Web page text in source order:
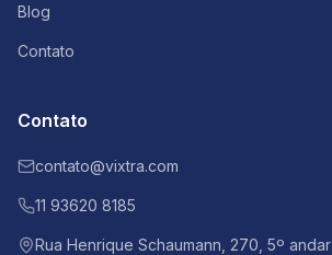
Blog
Contato
Contato
contato@vixtra.com
11 93620 8185
Rua Henrique Schaumann, 270, 5º andar